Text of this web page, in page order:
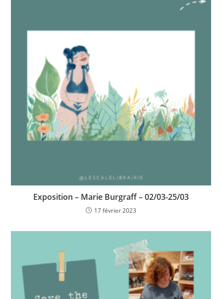
Exposition – Marie Burgraff – 02/03-25/03
17 février 2023